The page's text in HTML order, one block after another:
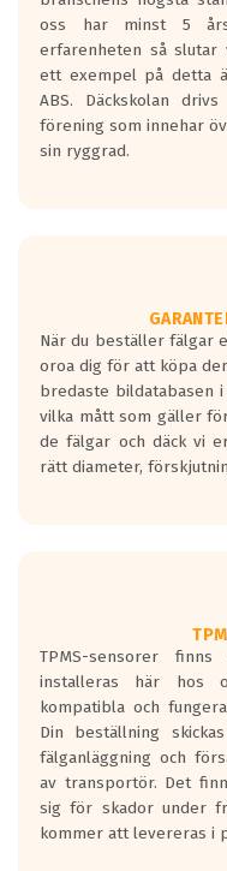
Inga D eller G betyg
personbilar och lätta
Betyget sätts efter ett
skall bromsa in på en
0.5-1.5 mm vatten.
I 80km/h kommer
Vid körning i över
rullmotståndets ljud
motorljudet.
På däckmärkningen
en symbol av ett däck
bullernivå markeras
medans de vita
ett tyst däck.
regelverket som
Ett däck med två svarta
godkända för år 2016
Ett däck med en svart
minst tre decibel
regelverk som börjar
oss har minst 5
erfarenheten så
ett exempel på detta
ABS. Däckskolan
förening som innehar
sin ryggrad.
När du beställer fälgar
oroa dig för att köpa
bredaste bildatabasen
vilka mått som gäller
de fälgar och däck vi
rätt diameter,
TPMS-sensorer
installeras här hos
kompatibla och
Din beställning
fälganläggning och
av transportör. Det
sig för skador under
kommer att levereras i